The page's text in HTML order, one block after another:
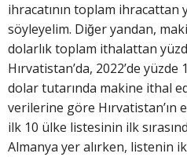
ihracatının toplam ihracattan
söyleyelim. Diğer yandan,
dolarlık toplam ithalattan
Hırvatistan’da, 2022’de yüzde
dolar tutarında makine ithal
verilerine göre
ilk 10 ülke listesinin ilk
Almanya yer alırken, listenin